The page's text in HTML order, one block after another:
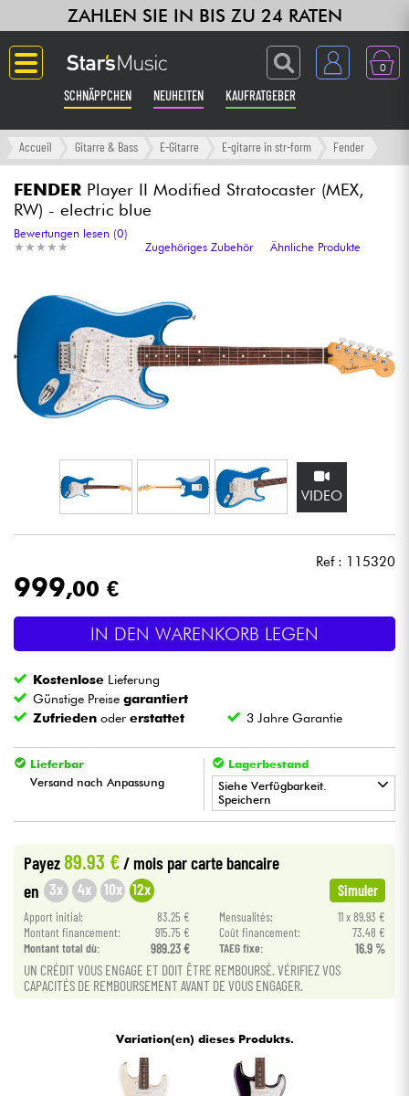
ZAHLEN SIE IN BIS ZU 24 RATEN
0
SCHNÄPPCHEN NEUHEITEN KAUFRATGEBER
Langue
Gitarre & Bass
Verstärker & Effekte
Synths & samplers
Studio
Mikros
Licht
Blasinstrumente
Violinen & Quartett
Kabel & Zubehöre
HiFi
Accueil Gitarre & Bass E-Gitarre E-gitarre in str-form Fender
FENDER Player II Modified Stratocaster (MEX,
RW) - electric blue
★ ★ ★ ★ ★
★ ★ ★ ★ ★
Bewertungen lesen (0)
Zugehöriges Zubehör
Ähnliche Produkte
VIDEO
Ref : 115320
999,00 €
IN DEN WARENKORB LEGEN
Kostenlose Lieferung
Günstige Preisegarantiert
Zufrieden odererstattet 3 Jahre Garantie
Lieferbar
Versand nach Anpassung
Lagerbestand
Siehe Verfügbarkeit.
Speichern
• PARIS
Payez 89.93 €/ mois par carte bancaire
en 3x 4x 10x 12x Simuler
Apport initial: 83.25 € Mensualités:
11 x 89.93 €
Montant financement:
915.75 € Coût financement:
73.48 €
Montant total dù:
989.23 € TAEG fixe: 16.9 %
UN CRÉDIT VOUS ENGAGE ET DOIT ÊTRE REMBOURSÉ. VÉRIFIEZ VOS
CAPACITÉS DE REMBOURSEMENT AVANT DE VOUS ENGAGER.
Variation(en) dieses Produkts.